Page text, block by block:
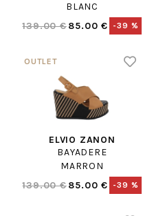
BLANC
139.00 €85.00 € -39 %
ELVIO ZANON
BAYADERE
MARRON
139.00 €85.00 € -39 %